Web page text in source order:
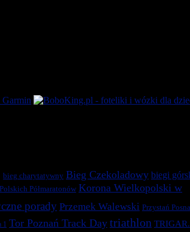
bieg charytatywny Bieg Czekoladowy biegi
Półmaratonów Korona Wielkopolski w
porady Przemek Walewski Przystań
1 Tor Poznań Track Day triathlon